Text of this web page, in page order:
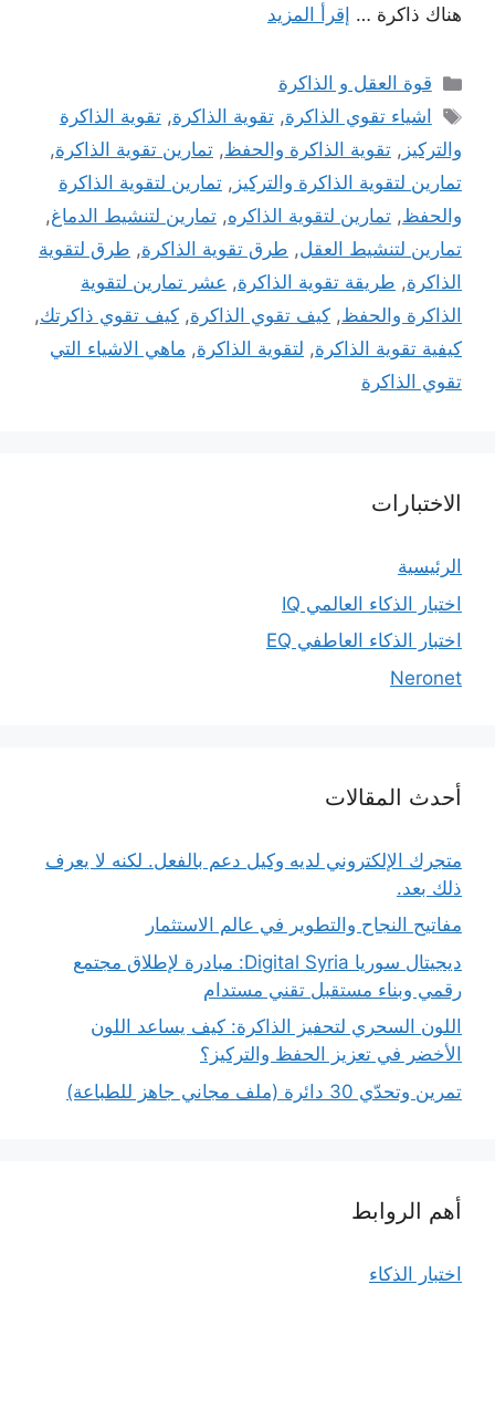
هناك ذاكرة … إقرأ المزيد
التصنيفات
قوة العقل و الذاكرة
الوسوم
اشياء تقوي الذاكرة,تقوية الذاكرة,تقوية الذاكرة
والتركيز , تقوية الذاكرة والحفظ, تمارين تقوية الذاكرة,
تمارين لتقوية الذاكرة والتركيز , تمارين لتقوية الذاكرة
والحفظ, تمارين لتقوية الذاكره, تمارين لتنشيط الدماغ,
تمارين لتنشيط العقل, طرق تقوية الذاكرة, طرق لتقوية
الذاكرة, طريقة تقوية الذاكرة, عشر تمارين لتقوية
الذاكرة والحفظ, كيف تقوي الذاكرة, كيف تقوي ذاكرتك,
كيفية تقوية الذاكرة, لتقوية الذاكرة, ماهي الاشياء التي
تقوي الذاكرة
الاختبارات
الرئيسية
اختبار الذكاء العالمي IQ
اختبار الذكاء العاطفي EQ
Neronet
أحدث المقالات
متجرك الإلكتروني لديه وكيل دعم بالفعل. لكنه لا يعرف
ذلك بعد.
مفاتيح النجاح والتطوير في عالم الاستثمار
ديجيتال سوريا Digital Syria: مبادرة لإطلاق مجتمع
رقمي وبناء مستقبل تقني مستدام
اللون السحري لتحفيز الذاكرة: كيف يساعد اللون
الأخضر في تعزيز الحفظ والتركيز؟
تمرين وتحدّي 30 دائرة (ملف مجاني جاهز للطباعة)
أهم الروابط
اختبار الذكاء